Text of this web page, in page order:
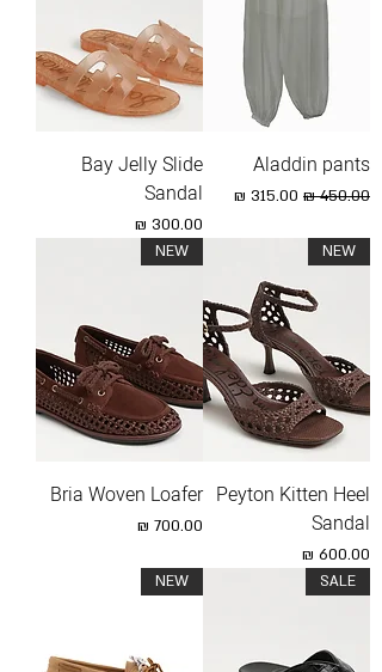
Aladdin pants
מחיר רגיל מחיר מבצע
Bay Jelly Slide
Sandal
מחיר
NEW
Peyton Kitten Heel
Sandal
מחיר
NEW
Bria Woven Loafer
מחיר
SALE
NEW